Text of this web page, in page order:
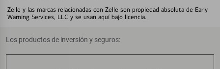
Zelle y las marcas relacionadas con Zelle son propiedad absoluta de Early
Warning Services, LLC y se usan aquí bajo licencia.
Los productos de inversión y seguros: